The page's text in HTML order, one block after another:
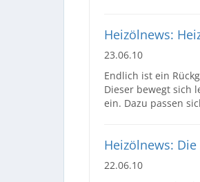
Heizölnews:
23.06.10
Endlich ist ein
Dieser bewegt sich
ein. Dazu passen
Heizölnews:
22.06.10